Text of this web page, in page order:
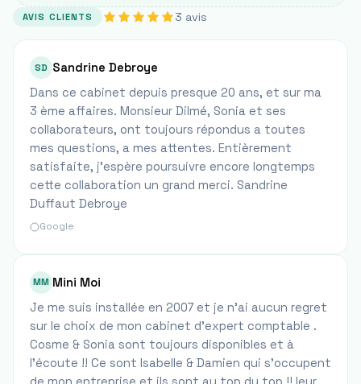
AVIS CLIENTS 3 avis
SD Sandrine Debroye
Dans ce cabinet depuis presque 20 ans, et sur ma
3 ème affaires. Monsieur Dilmé, Sonia et ses
collaborateurs, ont toujours répondus a toutes
mes questions, a mes attentes. Entièrement
satisfaite, j'espère poursuivre encore longtemps
cette collaboration un grand merci. Sandrine
Duffaut Debroye
Google
MM Mini Moi
Je me suis installée en 2007 et je n’ai aucun regret
sur le choix de mon cabinet d’expert comptable .
Cosme & Sonia sont toujours disponibles et à
l’écoute !! Ce sont Isabelle & Damien qui s’occupent